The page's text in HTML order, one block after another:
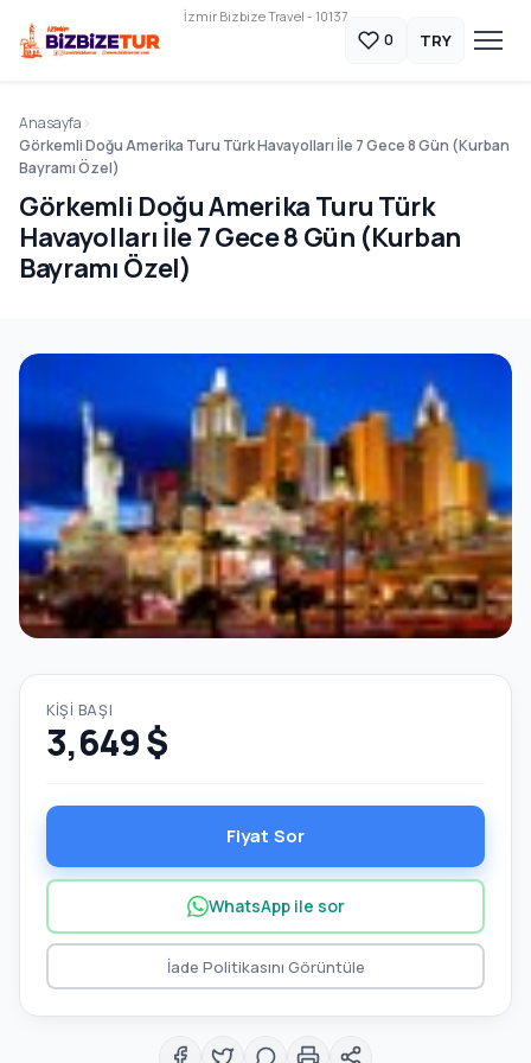
İzmir Bizbize Travel - 10137
0 TRY
Anasayfa
Görkemli Doğu Amerika Turu Türk Havayolları İle 7 Gece 8 Gün (Kurban
Bayramı Özel)
Görkemli Doğu Amerika Turu Türk
Havayolları İle 7 Gece 8 Gün (Kurban
Bayramı Özel)
KIŞI BAŞI
3,649 $
Fiyat Sor
WhatsApp ile sor
İade Politikasını Görüntüle